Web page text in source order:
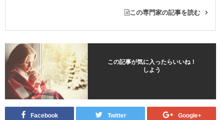
この専門家の記事を読む
この記事が気に入ったらいいね！
しよう
Facebook Twitter Google+